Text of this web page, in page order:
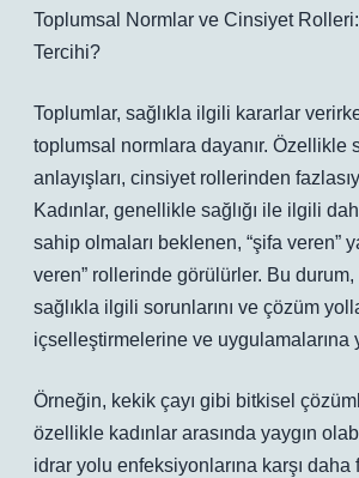
Toplumsal Normlar ve Cinsiyet
Tercihi?
Toplumlar, sağlıkla ilgili kararlar
toplumsal normlara dayanır. Özellikle
anlayışları, cinsiyet rollerinden
Kadınlar, genellikle sağlığı ile ilgili
sahip olmaları beklenen, “şifa veren”
veren” rollerinde görülürler. Bu durum,
sağlıkla ilgili sorunlarını ve çözüm
içselleştirmelerine ve uygulamalarına
Örneğin, kekik çayı gibi bitkisel
özellikle kadınlar arasında yaygın
idrar yolu enfeksiyonlarına karşı